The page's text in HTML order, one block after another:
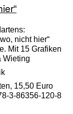
nicht hier“
Mit 15 Grafiken
Wieting
15,50 Euro
3-86356-120-8